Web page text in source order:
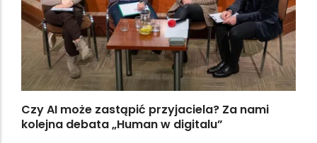
Czy AI może zastąpić przyjaciela? Za nami
kolejna debata „Human w digitalu”